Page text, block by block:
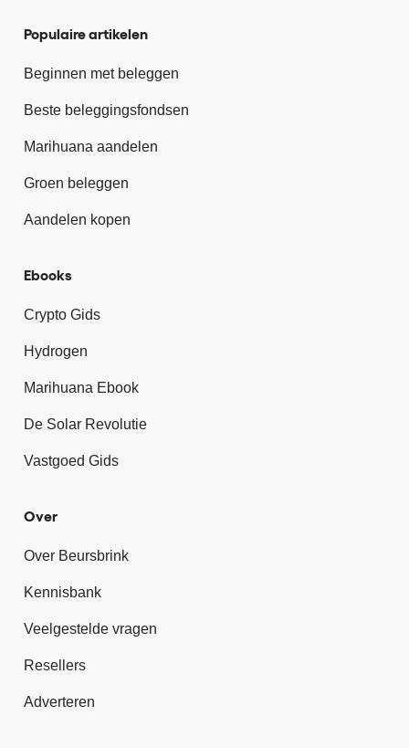
Populaire artikelen
Beginnen met beleggen
Beste beleggingsfondsen
Marihuana aandelen
Groen beleggen
Aandelen kopen
Ebooks
Crypto Gids
Hydrogen
Marihuana Ebook
De Solar Revolutie
Vastgoed Gids
Over
Over Beursbrink
Kennisbank
Veelgestelde vragen
Resellers
Adverteren